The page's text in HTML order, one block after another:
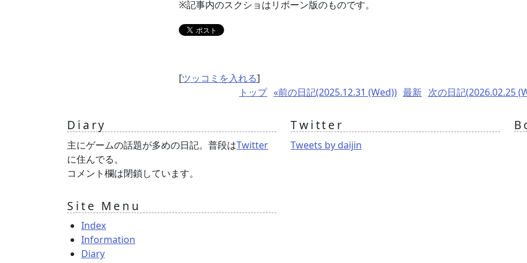
※記事内のスクショはリボーン版のものです。
[ツッコミを入れる]
トップ «前の日記(2025.12.31 (Wed)) 最新 次の日記(2026.02.25
Diary
主にゲームの話題が多めの日記。普段はTwitter
に住んでる。
コメント欄は閉鎖しています。
Site Menu
Index
Information
Diary
Twitter
Tweets by daijin